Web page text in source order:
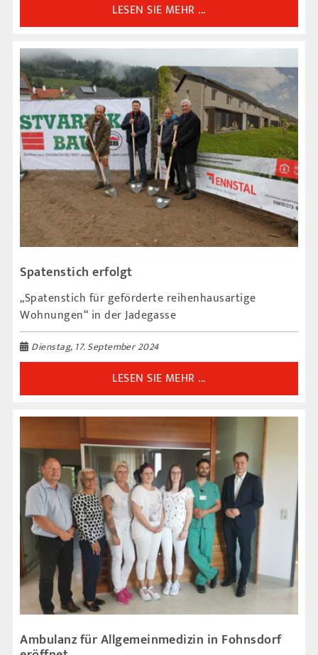
LESEN SIE MEHR ...
Spatenstich erfolgt
„Spatenstich für geförderte reihenhausartige
Wohnungen“ in der Jadegasse
Dienstag, 17. September 2024
LESEN SIE MEHR ...
Ambulanz für Allgemeinmedizin in Fohnsdorf